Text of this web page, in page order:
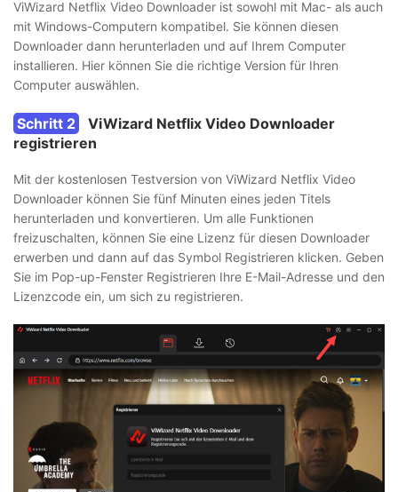
ViWizard Netflix Video Downloader ist sowohl mit Mac- als auch
mit Windows-Computern kompatibel. Sie können diesen
Downloader dann herunterladen und auf Ihrem Computer
installieren. Hier können Sie die richtige Version für Ihren
Computer auswählen.
Schritt 2
ViWizard Netflix Video Downloader
registrieren
Mit der kostenlosen Testversion von ViWizard Netflix Video
Downloader können Sie fünf Minuten eines jeden Titels
herunterladen und konvertieren. Um alle Funktionen
freizuschalten, können Sie eine Lizenz für diesen Downloader
erwerben und dann auf das Symbol Registrieren klicken. Geben
Sie im Pop-up-Fenster Registrieren Ihre E-Mail-Adresse und den
Lizenzcode ein, um sich zu registrieren.